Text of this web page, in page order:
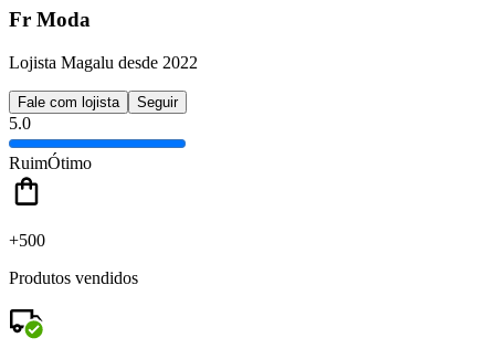
Fr Moda
Lojista Magalu desde 2022
Fale com lojista Seguir
5.0
RuimÓtimo
+500
Produtos vendidos